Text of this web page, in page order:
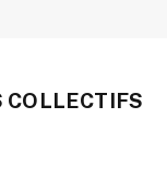
COLLECTIFS